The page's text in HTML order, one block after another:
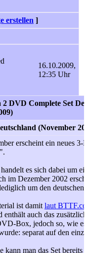
erstellen ]
16.10.2009,
12:35 Uhr
DVD Complete Set
(November
erscheint ein neues
es sich dabei um
im Dezember 2002
um den deutschen
ist damit laut
enthält auch das
Box, jedoch so, wie
separat auf den
kann man das Set bereits